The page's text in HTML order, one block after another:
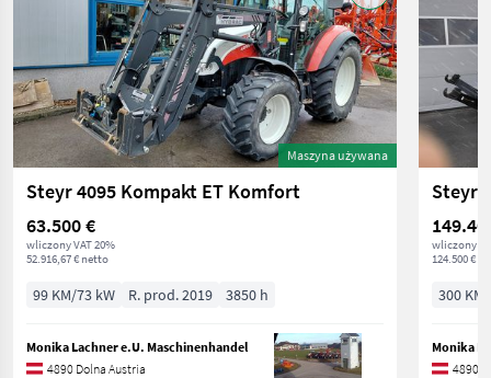
Maszyna używana
Steyr 4095 Kompakt ET Komfort
63.500 €
wliczony VAT 20%
52.916,67 € netto
99 KM/73 kW R. prod. 2019 3850 h
Monika Lachner e.U. Maschinenhandel
4890 Dolna Austria
Steyr
wliczony
124.500 €
300
Monika
4890